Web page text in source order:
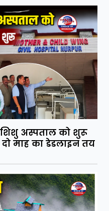
शिशु अस्पताल को शुरू
माह का डेडलाइन तय